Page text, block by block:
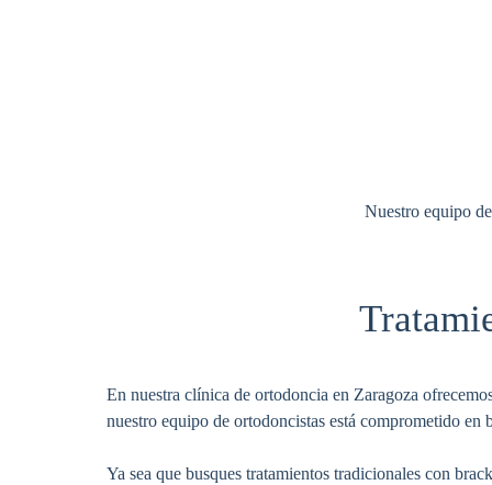
Nuestro equipo
En nuestra clínica de ortodoncia en Zaragoza
nuestro equipo de ortodoncistas está comprometido
Ya sea que busques tratamientos tradicionales con